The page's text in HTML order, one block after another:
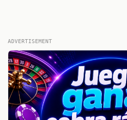
ADVERTISEMENT